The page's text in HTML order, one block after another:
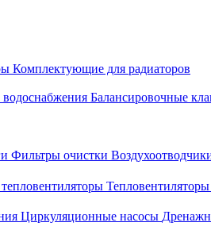
Комплектующие для радиаторов
Балансировочные
Фильтры очистки
Циркуляционные насосы